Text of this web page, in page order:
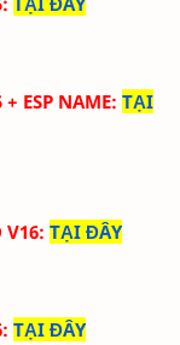
ESP NAME: TẠI
V16: TẠI ĐÂY
: TẠI ĐÂY